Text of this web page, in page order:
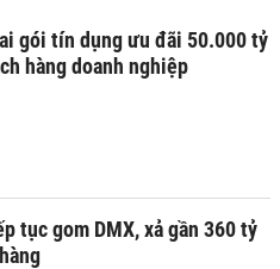
gói tín dụng ưu đãi 50.000 tỷ
hàng doanh nghiệp
tục gom DMX, xả gần 360 tỷ